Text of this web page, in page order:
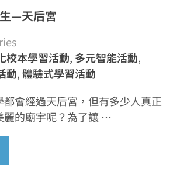
—天后宮
校本學習活動, 多元智能活動,
動,體驗式學習活動
會經過天后宮，但有多少人真正
麗的廟宇呢？為了讓 …